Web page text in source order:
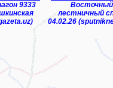
9333
Восточный
лестничный
04.02.26